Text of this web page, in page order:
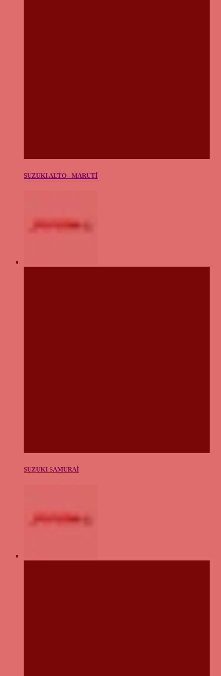
SUZUKI ALTO - MARUTİ
SUZUKI SAMURAİ